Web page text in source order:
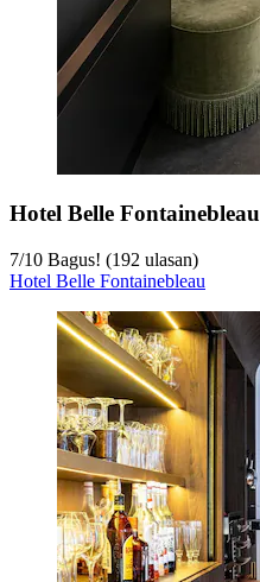
Hotel Belle Fontainebleau
7/10 Bagus! (192 ulasan)
Hotel Belle Fontainebleau